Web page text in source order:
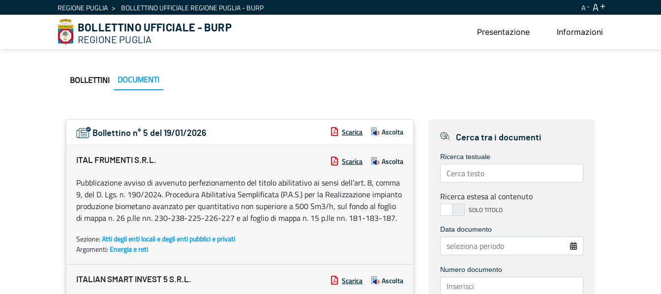
Salta al contenutoREGIONE PUGLIA BOLLETTINO UFFICIALE REGIONE PUGLIA - BURP A A
BOLLETTINO UFFICIALE - BURP
REGIONE PUGLIA
Presentazione Informazioni
BOLLETTINI DOCUMENTI
Bollettino n° 5 del 19/01/2026 Scarica Ascolta
ITAL FRUMENTI S.R.L. Scarica Ascolta
Pubblicazione avviso di avvenuto perfezionamento del titolo abilitativo ai sensi dell’art. 8, comma
9, del D. Lgs. n. 190/2024. Procedura Abilitativa Semplificata (P.A.S.) per la Realizzazione impianto
produzione biometano avanzato per quantitativo non superiore a 500 Sm3/h, sul fondo al foglio
di mappa n. 26 p.lle nn. 230-238-225-226-227 e al foglio di mappa n. 15 p.lle nn. 181-183-187.
Sezione:Atti degli enti locali e degli enti pubblici e privati
Argomenti: Energia e reti
ITALIAN SMART INVEST 5 S.R.L. Scarica Ascolta
Cerca tra i documenti
Ricerca testuale
Ricerca estesa al contenuto
Data documento
Numero documento